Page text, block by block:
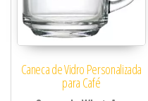
Caneca de Vidro Personalizada
para Café